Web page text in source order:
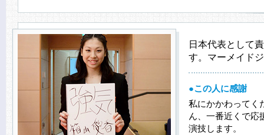
日本代表として
す。マーメイド
●この人に感謝
私にかかわってく
ん、一番近くで応
演技します。